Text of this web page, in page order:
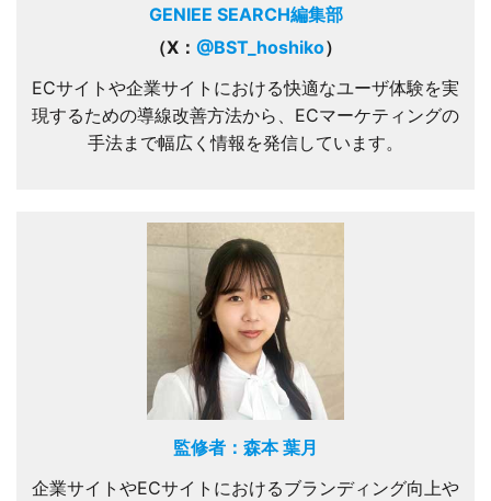
GENIEE SEARCH編集部
（X： @BST_hoshiko）
ECサイトや企業サイトにおける快適なユーザ体験を実
現するための導線改善方法から、ECマーケティングの
手法まで幅広く情報を発信しています。
監修者：森本 葉月
企業サイトやECサイトにおけるブランディング向上や